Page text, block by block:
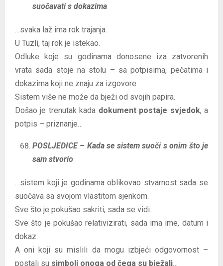
suočavati s dokazima
…svaka laž ima rok trajanja.
U Tuzli, taj rok je istekao.
Odluke koje su godinama donosene iza zatvorenih
vrata sada stoje na stolu – sa potpisima, pečatima i
dokazima koji ne znaju za izgovore.
Sistem više ne može da bježi od svojih papira.
Došao je trenutak kada dokument postaje svjedok, a
potpis – priznanje…
POSLJEDICE – Kada se sistem suoči s onim što je
sam stvorio
…sistem koji je godinama oblikovao stvarnost sada se
suočava sa svojom vlastitom sjenkom.
Sve što je pokušao sakriti, sada se vidi.
Sve što je pokušao relativizirati, sada ima ime, datum i
dokaz.
A oni koji su mislili da mogu izbjeći odgovornost –
postali su simboli onoga od čega su bježali…